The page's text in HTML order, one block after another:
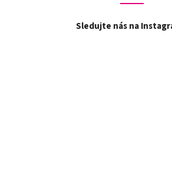
Sledujte nás na